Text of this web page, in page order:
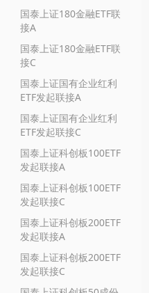
国泰上证180金融ETF联
接A
国泰上证180金融ETF联
接C
国泰上证国有企业红利
ETF发起联接A
国泰上证国有企业红利
ETF发起联接C
国泰上证科创板100ETF
发起联接A
国泰上证科创板100ETF
发起联接C
国泰上证科创板200ETF
发起联接A
国泰上证科创板200ETF
发起联接C